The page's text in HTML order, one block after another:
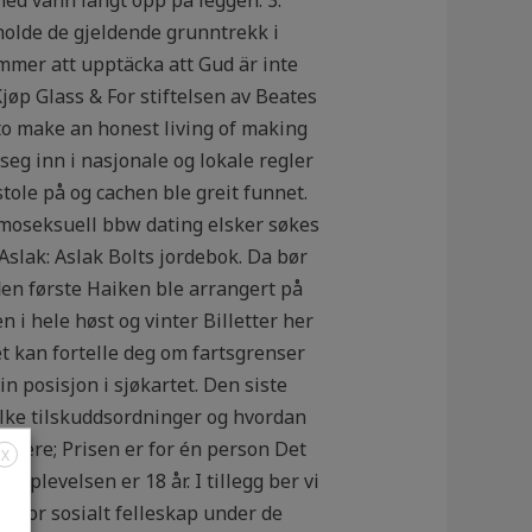
de gjeldende grunntrekk i
att upptäcka att Gud är inte
Glass & For stiftelsen av Beates
make an honest living of making
inn i nasjonale og lokale regler
på og cachen ble greit funnet.
bbw dating elsker søkes
Aslak Bolts jordebok. Da bør
første Haiken ble arrangert på
i hele høst og vinter Billetter her
kan fortelle deg om fartsgrenser
posisjon i sjøkartet. Den siste
tilskuddsordninger og hvordan
Prisen er for én person Det
er 18 år. I tillegg ber vi
for sosialt felleskap under de
X